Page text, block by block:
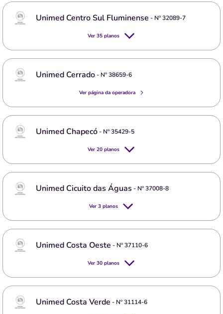
Unimed Centro Sul Fluminense - Nº32089-7
Ver 35 planos
Unimed Cerrado- Nº38659-6
Ver página da operadora
Unimed Chapecó- Nº35429-5
Ver 20 planos
Unimed Cicuito das Águas - Nº37008-8
Ver 3 planos
Unimed Costa Oeste - Nº37110-6
Ver 30 planos
Unimed Costa Verde - Nº31114-6